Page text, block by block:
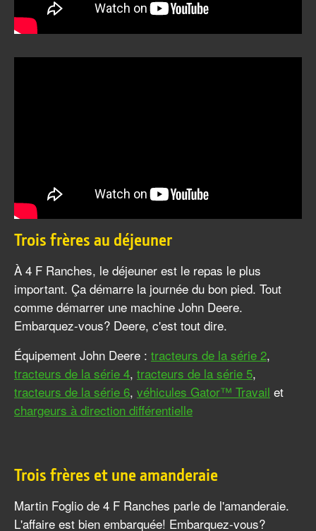
Trois frères au déjeuner
À 4 F Ranches, le déjeuner est le repas le plus
important. Ça démarre la journée du bon pied. Tout
comme démarrer une machine John Deere.
Embarquez-vous? Deere, c'est tout dire.
Équipement John Deere : tracteurs de la série 2,
tracteurs de la série 4, tracteurs de la série 5,
tracteurs de la série 6, véhicules Gator™ Travail et
chargeurs à direction différentielle
Trois frères et une amanderaie
Martin Foglio de 4 F Ranches parle de l'amanderaie.
L'affaire est bien embarquée! Embarquez-vous?